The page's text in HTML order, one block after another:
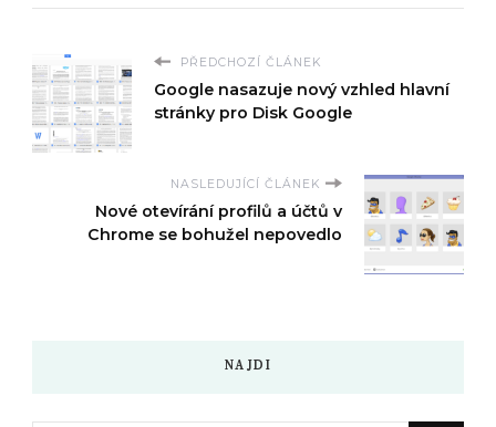
PŘEDCHOZÍ ČLÁNEK
Google nasazuje nový vzhled hlavní
stránky pro Disk Google
NASLEDUJÍCÍ ČLÁNEK
Nové otevírání profilů a účtů v
Chrome se bohužel nepovedlo
NAJDI